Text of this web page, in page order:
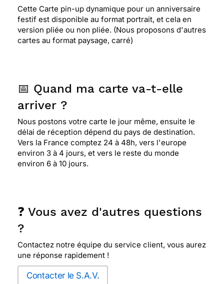
Cette Carte pin-up dynamique pour un anniversaire
festif est disponible au format portrait, et cela en
version pliée ou non pliée. (Nous proposons d'autres
cartes au format paysage, carré)
📅 Quand ma carte va-t-elle
arriver ?
Nous postons votre carte le jour même, ensuite le
délai de réception dépend du pays de destination.
Vers la France comptez 24 à 48h, vers l'europe
environ 3 à 4 jours, et vers le reste du monde
environ 6 à 10 jours.
❓ Vous avez d'autres questions
?
Contactez notre équipe du service client, vous aurez
une réponse rapidement !
Contacter le S.A.V.